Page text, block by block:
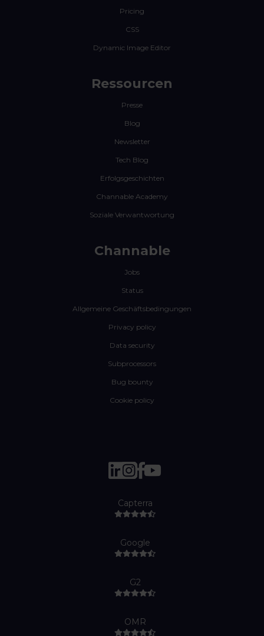
Pricing
CSS
Dynamic Image Editor
Ressourcen
Presse
Blog
Newsletter
Tech Blog
Erfolgsgeschichten
Channable Academy
Soziale Verwantwortung
Channable
Jobs
Status
Allgemeine Geschäftsbedingungen
Privacy policy
Data security
Subprocessors
Bug bounty
Cookie policy
Capterra
Google
G2
OMR